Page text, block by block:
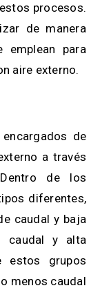
procesos.
de manera
emplean para
aire externo.
de
a través
de los
diferentes,
caudal y baja
caudal y alta
estos grupos
menos caudal